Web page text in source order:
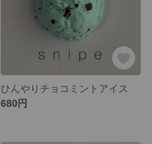
ひんやりチョコミントアイス
680円